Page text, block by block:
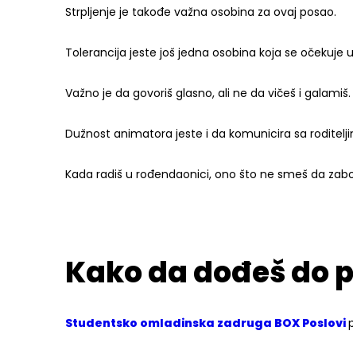
Strpljenje je takođe važna osobina za ovaj posao.
Tolerancija jeste još jedna osobina koja se očekuje
Važno je da govoriš glasno, ali ne da vičeš i galamiš.
Dužnost animatora jeste i da komunicira sa
Kada radiš u rođendaonici, ono što ne smeš da
Kako da dođeš do
Studentsko omladinska zadruga BOX Poslovi